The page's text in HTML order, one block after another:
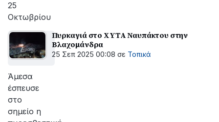
25
Οκτωβρίου
Πυρκαγιά στο ΧΥΤΑ Ναυπάκτου στην
Βλαχομάνδρα
25 Σεπ 2025 00:08 σε Τοπικά
Άμεσα
έσπευσε
στο
σημείο η